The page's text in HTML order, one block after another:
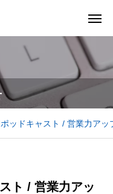
ッドキャスト / 営業力アッ
ト / 営業力アッ